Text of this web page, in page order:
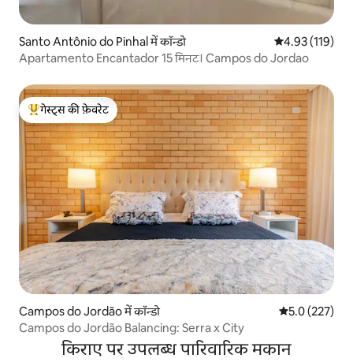
Santo Antônio do Pinhal में कॉन्डो औसत रेटिंग 5 में से
4.93 (119)
Apartamento Encantador 15 मिनट। Campos do Jordao
गेस्ट्स का टॉप फ़ेवरेट
गेस्ट्स की फ़ेवरेट
Campos do Jordão में कॉन्डो औसत रेटिंग 5 में
5.0 (227)
Campos do Jordão Balancing: Serra x City
किराए पर उपलब्ध पारिवारिक मकान